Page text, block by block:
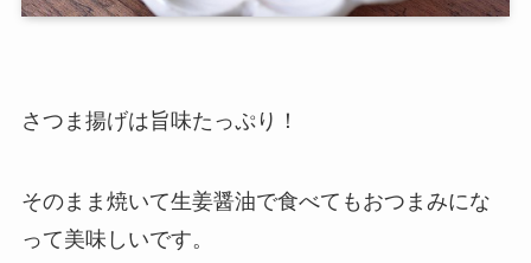
さつま揚げは旨味たっぷり！
そのまま焼いて生姜醤油で食べてもおつまみにな
って美味しいです。